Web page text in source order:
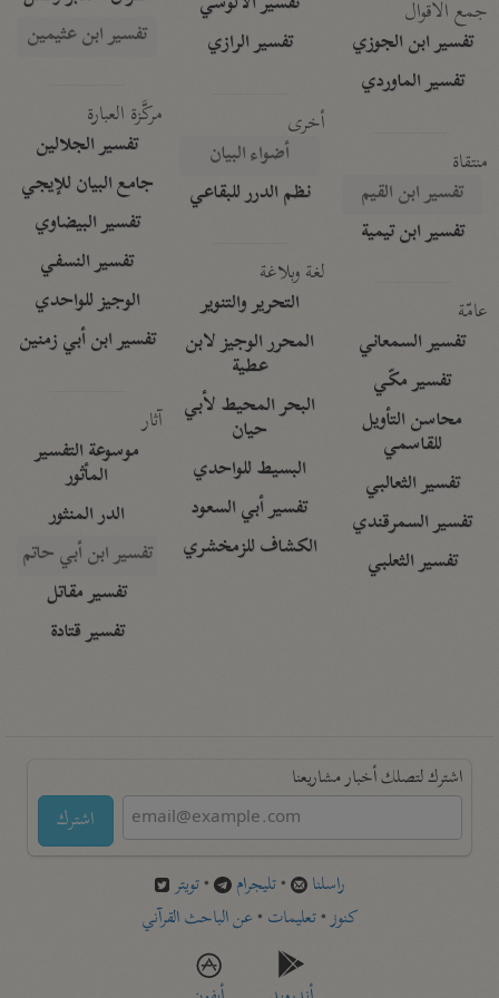
جمع الأقوال
تفسير ابن الجوزي
تفسير الماوردي
منتقاة
تفسير ابن القيم
تفسير ابن تيمية
عامّة
تفسير السمعاني
تفسير مكّي
محاسن التأويل
للقاسمي
تفسير الثعالبي
تفسير السمرقندي
تفسير الثعلبي
تفسير الرازي
أخرى
أضواء البيان
نظم الدرر للبقاعي
لغة وبلاغة
التحرير والتنوير
المحرر الوجيز لابن
عطية
البحر المحيط لأبي
حيان
البسيط للواحدي
تفسير أبي السعود
الكشاف للزمخشري
تفسير ابن عثيمين
مركَّزة العبارة
تفسير الجلالين
جامع البيان للإيجي
تفسير البيضاوي
تفسير النسفي
الوجيز للواحدي
تفسير ابن أبي زمنين
آثار
موسوعة التفسير
المأثور
الدر المنثور
تفسير ابن أبي حاتم
تفسير مقاتل
تفسير قتادة
اشترك لتصلك أخبار مشاريعنا
اشترك
راسلنا •تليجرام •تويتر
كنوز•تعليمات •عن الباحث القرآني